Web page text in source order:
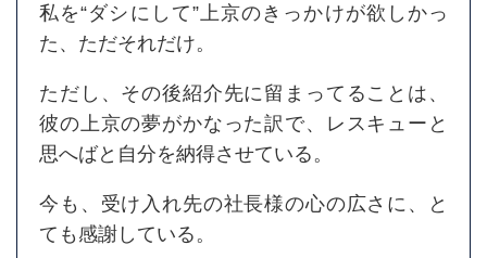
私を“ダシにして”上京のきっかけが欲しかっ
た、ただそれだけ。
ただし、その後紹介先に留まってることは、
彼の上京の夢がかなった訳で、レスキューと
思へばと自分を納得させている。
今も、受け入れ先の社長様の心の広さに、と
ても感謝している。